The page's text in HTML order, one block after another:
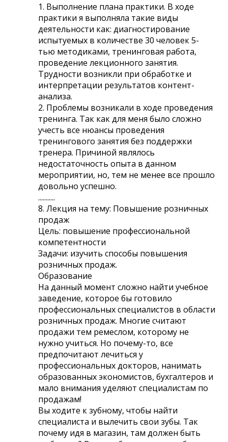
1. Выполнение плана практики. В ходе
практики я выполняла такие виды
деятельности как: диагностирование
испытуемых в количестве 30 человек 5-
тью методиками, тренинговая работа,
проведение лекционного занятия.
Трудности возникли при обработке и
интерпретации результатов контент-
анализа.
2. Проблемы возникали в ходе проведения
тренинга. Так как для меня было сложно
учесть все нюансы проведения
тренингового занятия без поддержки
тренера. Причиной являлось
недостаточность опыта в данном
мероприятии, но, тем не менее все прошло
довольно успешно.
...........
8. Лекция на тему: Повышение розничных
продаж
Цель: повышение профессиональной
компетентности
Задачи: изучить способы повышения
розничных продаж.
Образование
На данный момент сложно найти учебное
заведение, которое бы готовило
профессиональных специалистов в области
розничных продаж. Многие считают
продажи тем ремеслом, которому не
нужно учиться. Но почему-то, все
предпочитают лечиться у
профессиональных докторов, нанимать
образованных экономистов, бухгалтеров и
мало внимания уделяют специалистам по
продажам!
Вы ходите к зубному, чтобы найти
специалиста и вылечить свои зубы. Так
почему идя в магазин, там должен быть